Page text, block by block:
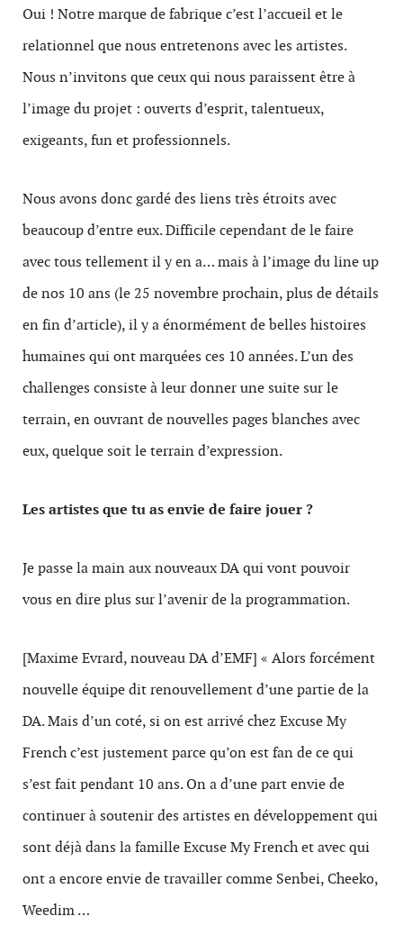
Oui ! Notre marque de fabrique c’est l’accueil et le
relationnel que nous entretenons avec les artistes.
Nous n’invitons que ceux qui nous paraissent être à
l’image du projet : ouverts d’esprit, talentueux,
exigeants, fun et professionnels.
Nous avons donc gardé des liens très étroits avec
beaucoup d’entre eux. Difficile cependant de le faire
avec tous tellement il y en a… mais à l’image du line up
de nos 10 ans (le 25 novembre prochain, plus de détails
en fin d’article), il y a énormément de belles histoires
humaines qui ont marquées ces 10 années. L’un des
challenges consiste à leur donner une suite sur le
terrain, en ouvrant de nouvelles pages blanches avec
eux, quelque soit le terrain d’expression.
Les artistes que tu as envie de faire jouer ?
Je passe la main aux nouveaux DA qui vont pouvoir
vous en dire plus sur l’avenir de la programmation.
[Maxime Evrard, nouveau DA d’EMF] « Alors forcément
nouvelle équipe dit renouvellement d’une partie de la
DA. Mais d’un coté, si on est arrivé chez Excuse My
French c’est justement parce qu’on est fan de ce qui
s’est fait pendant 10 ans. On a d’une part envie de
continuer à soutenir des artistes en développement qui
sont déjà dans la famille Excuse My French et avec qui
ont a encore envie de travailler comme Senbei, Cheeko,
Weedim …